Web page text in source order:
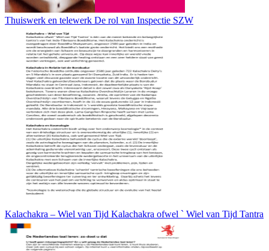
Thuiswerk en telewerk De rol van Inspectie SZW
Kalachakra – Wiel van Tijd Kalachakra ofwel ` Wiel van Tijd Tantra